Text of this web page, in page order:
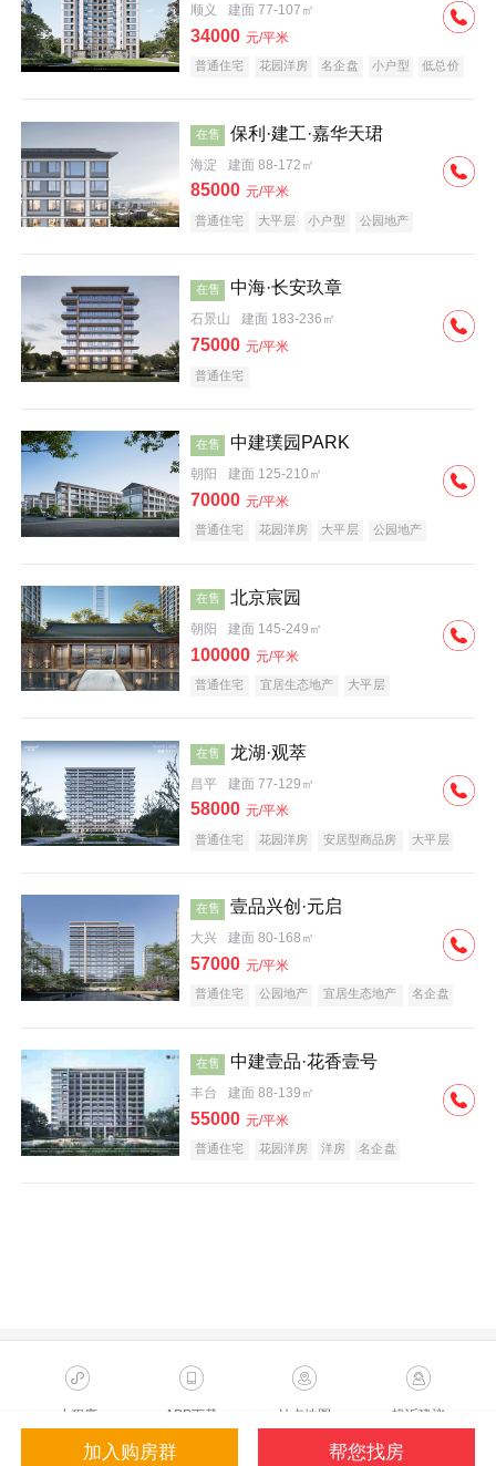
顺义 建面 77-107㎡
34000 元/平米
普通住宅 花园洋房 名企盘 小户型 低总价
在售 保利·建工·嘉华天珺
海淀 建面 88-172㎡
85000 元/平米
普通住宅 大平层 小户型
公园地产
在售 中海·长安玖章
石景山 建面 183-236㎡
75000 元/平米
普通住宅
在售 中建璞园PARK
朝阳 建面 125-210㎡
70000 元/平米
普通住宅 花园洋房 大平层
公园地产
在售 北京宸园
朝阳 建面 145-249㎡
100000 元/平米
普通住宅 宜居生态地产 大平层
在售 龙湖·观萃
昌平 建面 77-129㎡
58000 元/平米
普通住宅 花园洋房 安居型商品房
大平层
在售 壹品兴创·元启
大兴 建面 80-168㎡
57000 元/平米
普通住宅 公园地产 宜居生态地产 名企盘
在售 中建壹品·花香壹号
丰台 建面 88-139㎡
55000 元/平米
普通住宅 花园洋房 洋房 名企盘
加入购房群 帮您找房
小程序 APP下载 站点地图 投诉建议